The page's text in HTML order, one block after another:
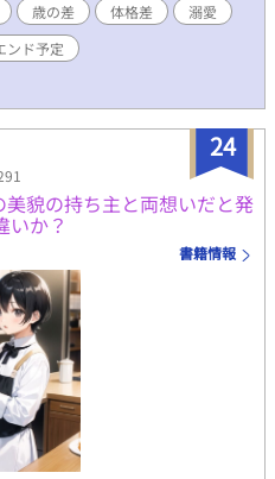
など）を大幅に減らす。 キャ
えるつもりはありません。 作
いうことで、ご理解いだけれ
し変更しました。 ※序盤は主
※主人公と相手が出会うまで、
うでしないのは51話くらい？
明確な相手がいたり、恋愛目
かりです。 ※同性愛者もいます
ので主人公は、男なのに男を好
と悩みます。 ※主人公のお相手
見守り、支えたいと思っていま
歳の差 体格差
溺愛
ンド予定
24
貌の持ち主と両想いだと発
いか？
書籍情報